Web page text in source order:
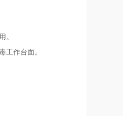
。
工作台面。